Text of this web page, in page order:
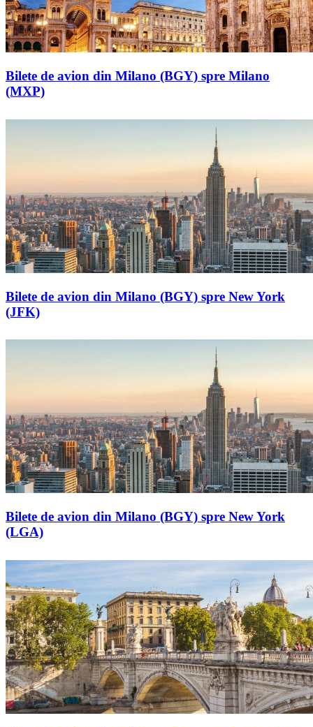
Bilete de avion din Milano (BGY) spre Milano
(MXP)
Bilete de avion din Milano (BGY) spre New York
(JFK)
Bilete de avion din Milano (BGY) spre New York
(LGA)